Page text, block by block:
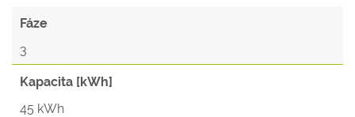
Fáze
3
Kapacita [kWh]
45 kWh